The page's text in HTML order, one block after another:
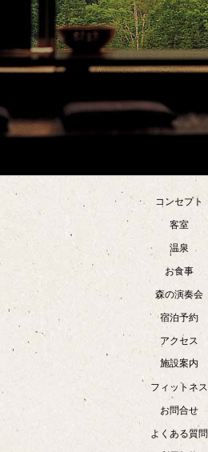
コンセプト
客室
温泉
お食事
森の演奏会
宿泊予約
アクセス
施設案内
フィットネス
お問合せ
よくある質問